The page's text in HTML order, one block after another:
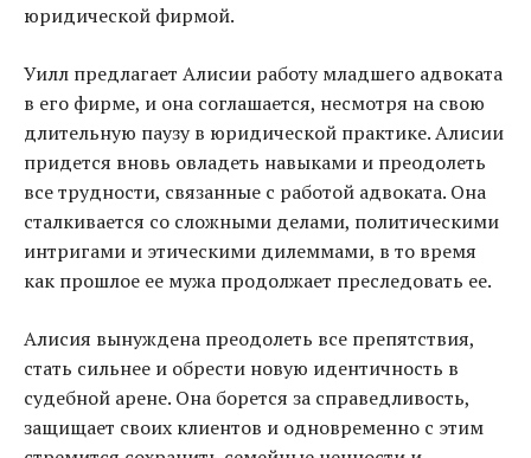
юридической фирмой.
Уилл предлагает Алисии работу младшего адвоката
в его фирме, и она соглашается, несмотря на свою
длительную паузу в юридической практике. Алисии
придется вновь овладеть навыками и преодолеть
все трудности, связанные с работой адвоката. Она
сталкивается со сложными делами, политическими
интригами и этическими дилеммами, в то время
как прошлое ее мужа продолжает преследовать ее.
Алисия вынуждена преодолеть все препятствия,
стать сильнее и обрести новую идентичность в
судебной арене. Она борется за справедливость,
защищает своих клиентов и одновременно с этим